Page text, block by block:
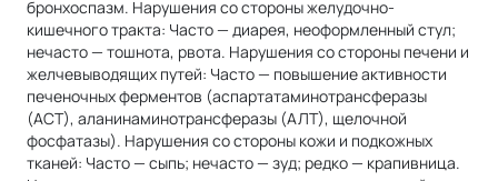
бронхоспазм. Нарушения со стороны желудочно-
кишечного тракта: Часто — диарея, неоформленный стул;
нечасто — тошнота, рвота. Нарушения со стороны печени и
желчевыводящих путей: Часто — повышение активности
печеночных ферментов (аспартатаминотрансферазы
(АСТ), аланинаминотрансферазы (АЛТ), щелочной
фосфатазы). Нарушения со стороны кожи и подкожных
тканей: Часто — сыпь; нечасто — зуд; редко — крапивница.